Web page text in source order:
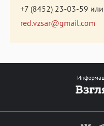
+7 (8452) 23-03-59 или
red.vzsar@gmail.com